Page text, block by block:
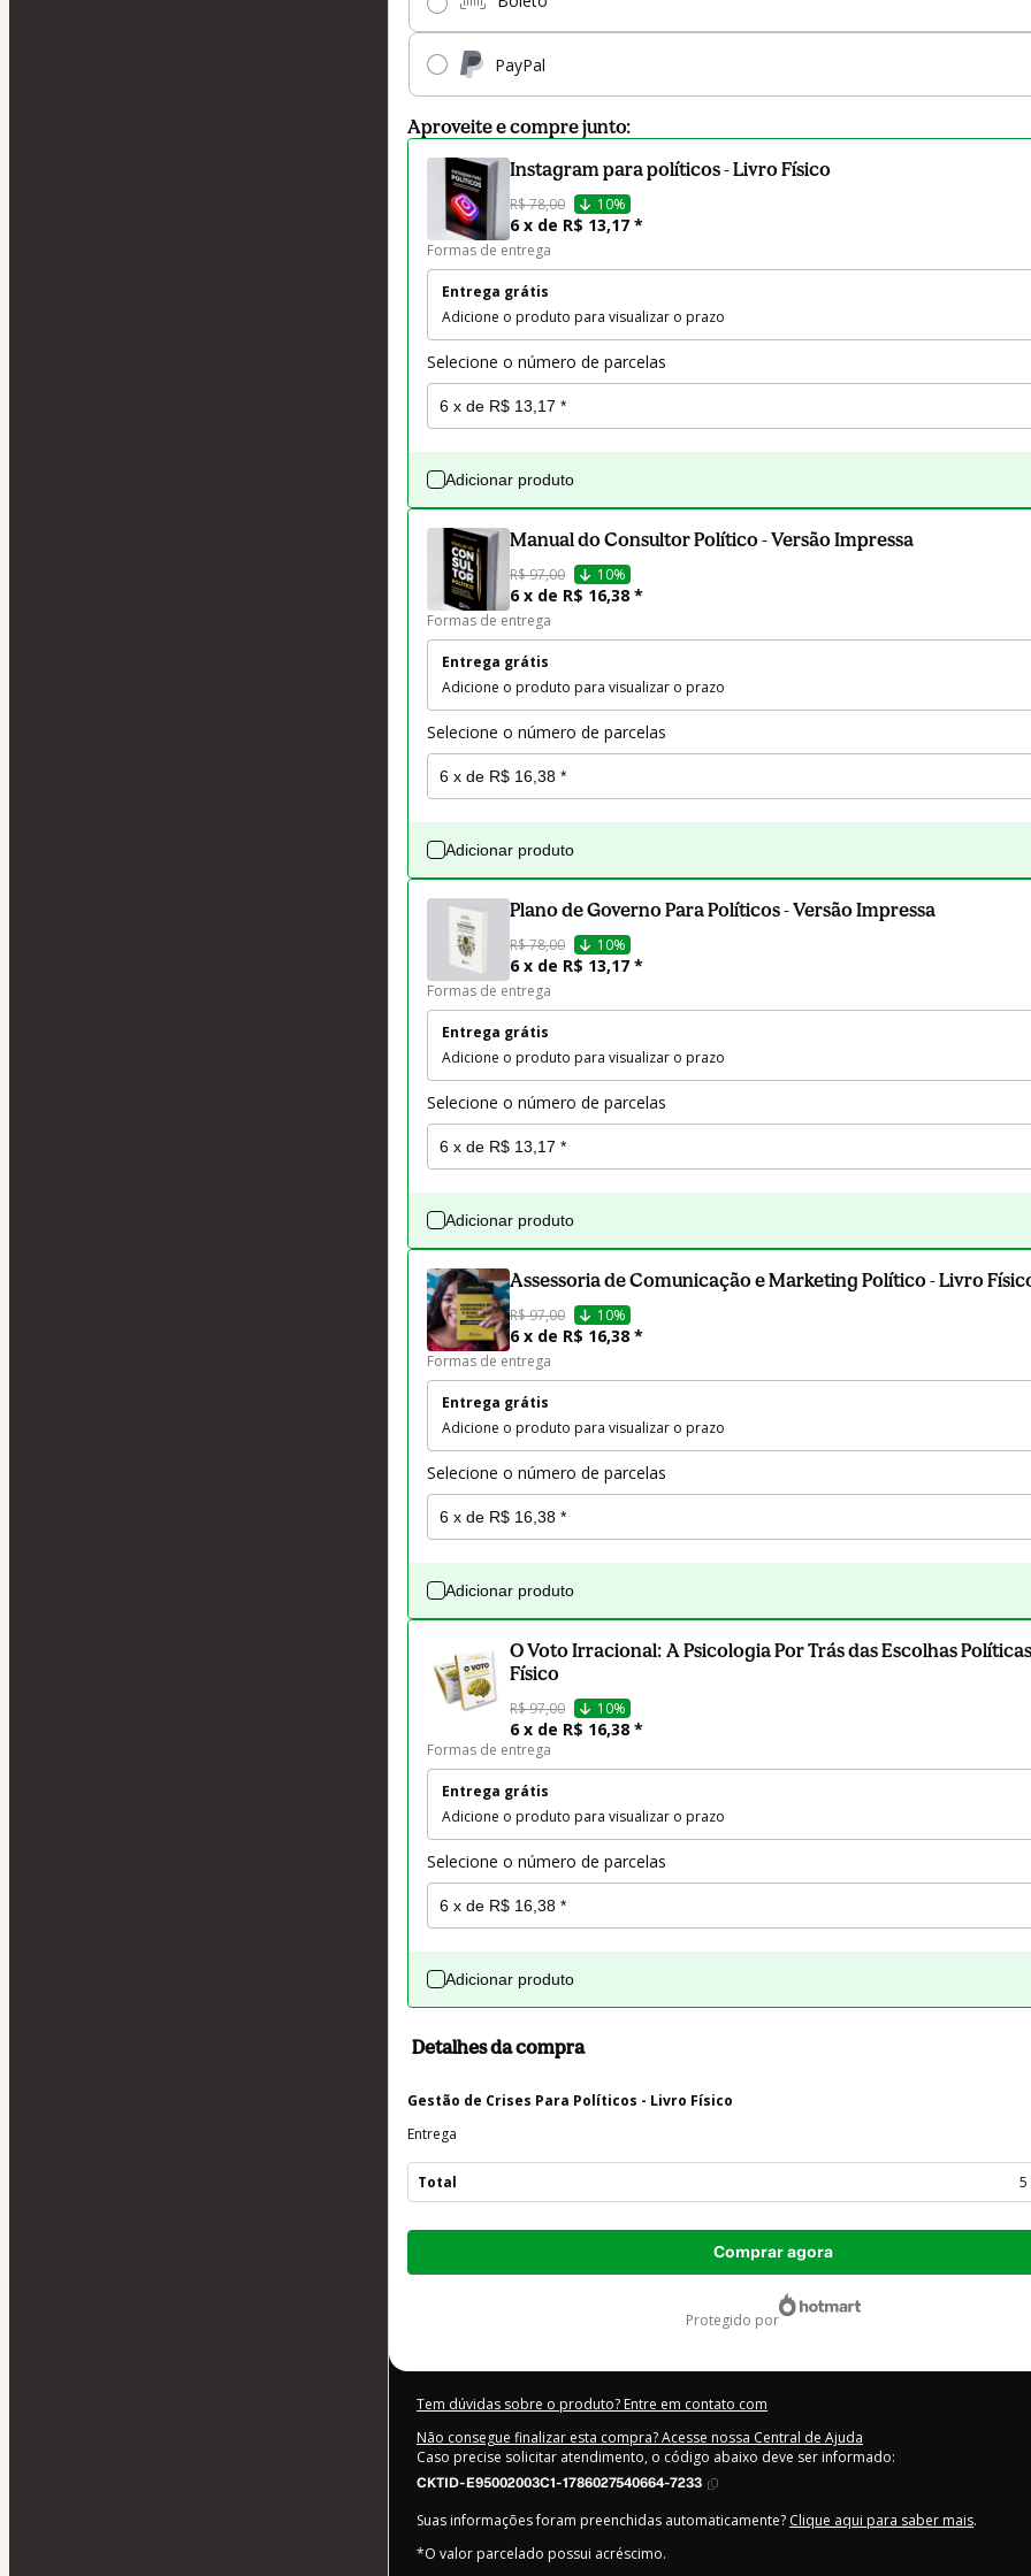
PayPal
Aproveite e compre junto:
Instagram para políticos - Livro Físico
R$ 78,00 10%
6 x de R$ 13,17 *
Formas de entrega
Entrega grátis
Adicione o produto para visualizar o prazo
Selecione o número de parcelas
Adicionar produto
Manual do Consultor Político - Versão Impressa
R$ 97,00 10%
6 x de R$ 16,38 *
Formas de entrega
Entrega grátis
Adicione o produto para visualizar o prazo
Selecione o número de parcelas
Adicionar produto
Plano de Governo Para Políticos - Versão Impressa
R$ 78,00 10%
6 x de R$ 13,17 *
Formas de entrega
Entrega grátis
Adicione o produto para visualizar o prazo
Selecione o número de parcelas
Adicionar produto
Assessoria de Comunicação e Marketing Político - Livro
R$ 97,00 10%
6 x de R$ 16,38 *
Formas de entrega
Entrega grátis
Adicione o produto para visualizar o prazo
Selecione o número de parcelas
Adicionar produto
O Voto Irracional: A Psicologia Por Trás das Escolhas
Físico
R$ 97,00 10%
6 x de R$ 16,38 *
Formas de entrega
Entrega grátis
Adicione o produto para visualizar o prazo
Selecione o número de parcelas
Adicionar produto
Detalhes da compra
Gestão de Crises Para Políticos - Livro Físico
Entrega
Total 5
Total
Comprar agora
protegido por
Tem dúvidas sobre o produto? Entre em contato com
Não consegue finalizar esta compra? Acesse nossa Central de Ajuda
Caso precise solicitar atendimento, o código abaixo deve ser informado:
CKTID-E95002003C1-1786027540664-7233
Suas informações foram preenchidas automaticamente? Clique aqui para saber mais.
*O valor parcelado possui acréscimo.